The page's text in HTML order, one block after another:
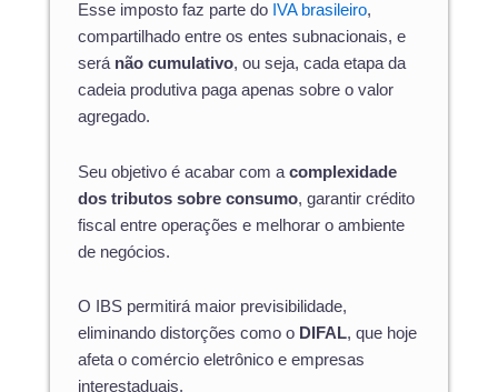
Esse imposto faz parte do IVA brasileiro,
compartilhado entre os entes subnacionais, e
será não cumulativo, ou seja, cada etapa da
cadeia produtiva paga apenas sobre o valor
agregado.
Seu objetivo é acabar com a complexidade
dos tributos sobre consumo, garantir crédito
fiscal entre operações e melhorar o ambiente
de negócios.
O IBS permitirá maior previsibilidade,
eliminando distorções como o DIFAL, que hoje
afeta o comércio eletrônico e empresas
interestaduais.